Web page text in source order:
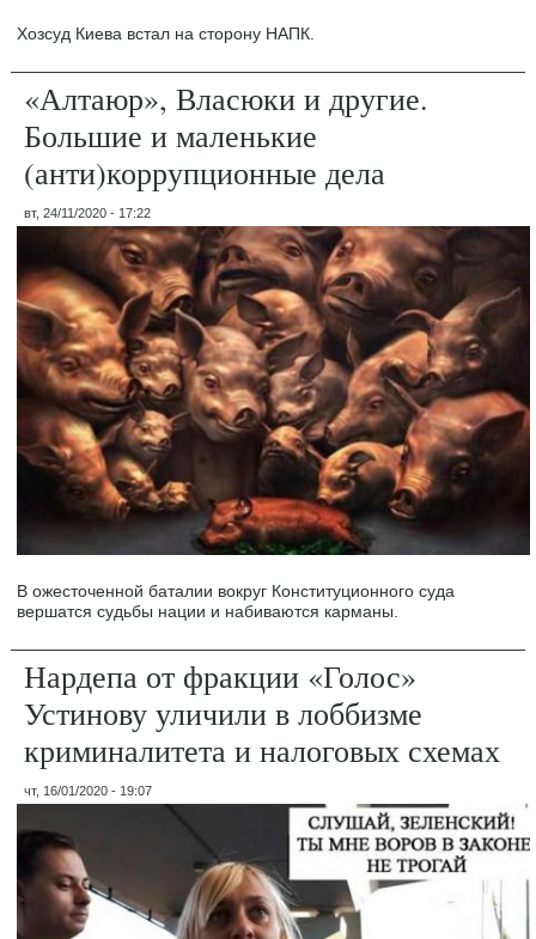
Хозсуд Киева встал на сторону НАПК.
«Алтаюр», Власюки и другие.
Большие и маленькие
(анти)коррупционные дела
вт, 24/11/2020 - 17:22
В ожесточенной баталии вокруг Конституционного суда
вершатся судьбы нации и набиваются карманы.
Нардепа от фракции «Голос»
Устинову уличили в лоббизме
криминалитета и налоговых схемах
чт, 16/01/2020 - 19:07